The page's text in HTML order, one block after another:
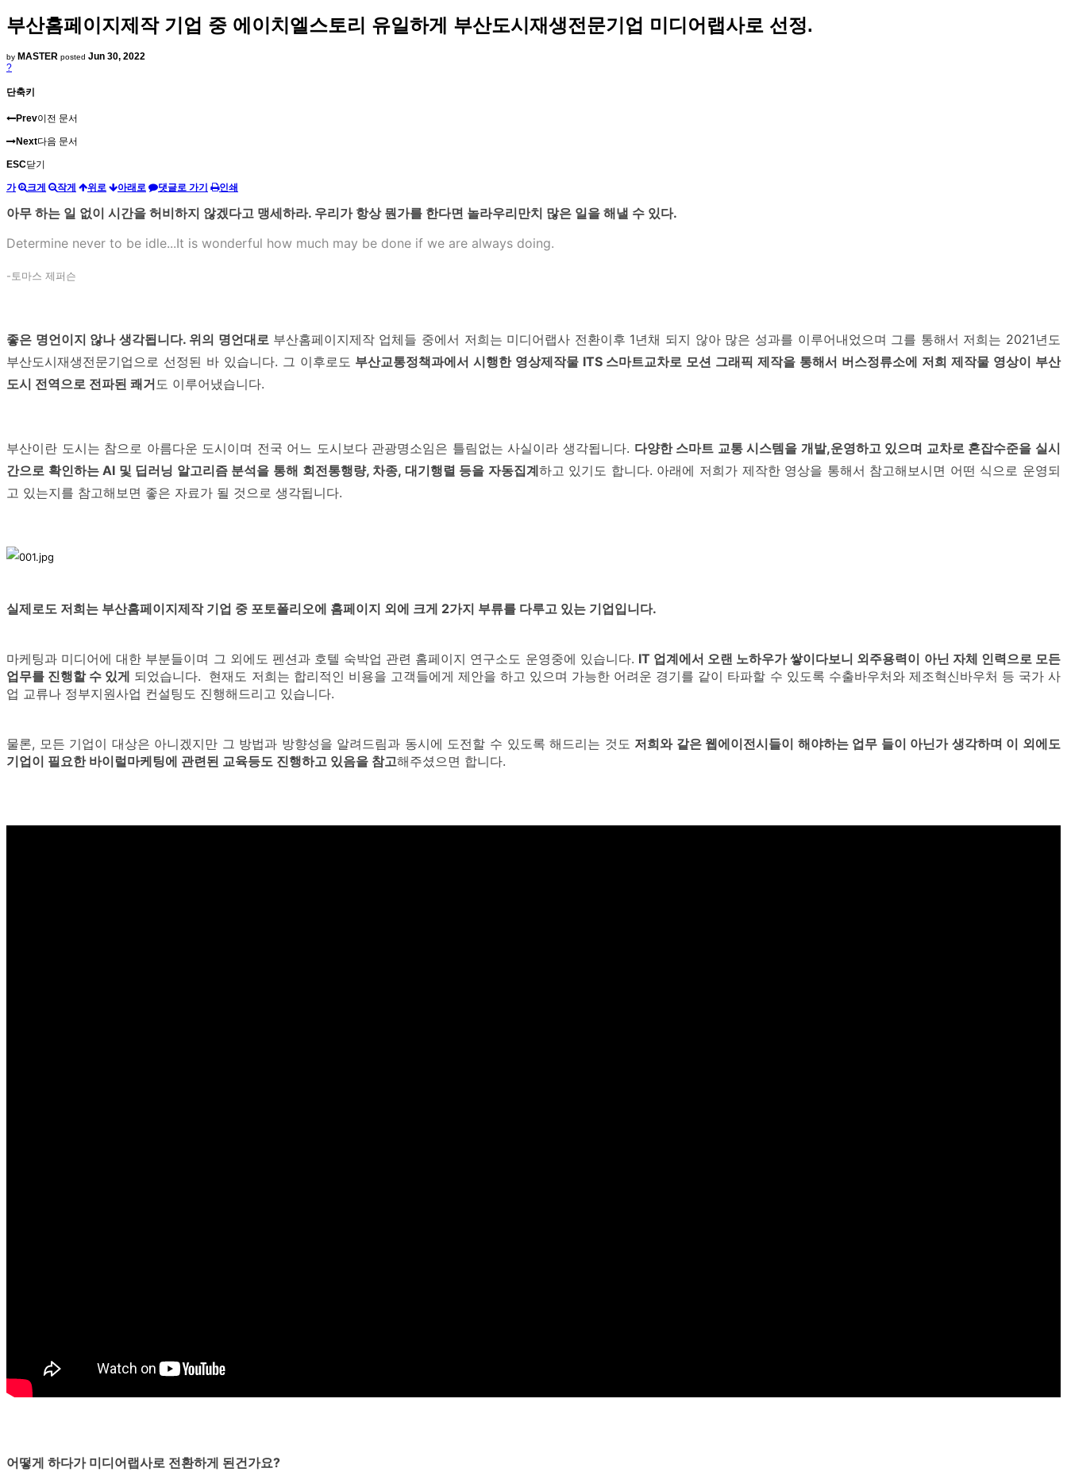
부산홈페이지제작 기업 중 에이치엘스토리 유일하게 부산도시재생전문기업 미디어랩사로 선정.
by MASTER posted Jun 30, 2022
?
단축키
Prev이전 문서
Next다음 문서
ESC닫기
가 크게 작게 위로 아래로 댓글로 가기 인쇄
아무 하는 일 없이 시간을 허비하지 않겠다고 맹세하라. 우리가 항상 뭔가를 한다면 놀라우리만치 많은 일을 해낼 수 있다.
Determine never to be idle...It is wonderful how much may be done if we are always doing.
-토마스 제퍼슨
좋은 명언이지 않나 생각됩니다. 위의 명언대로 부산홈페이지제작 업체들 중에서 저희는 미디어랩사 전환이후 1년채 되지 않아 많은 성과를 이루어내었으며 그를 통해서 저희는 2021년도
부산도시재생전문기업으로 선정된 바 있습니다. 그 이후로도 부산교통정책과에서 시행한 영상제작물 ITS 스마트교차로 모션 그래픽 제작을 통해서 버스정류소에 저희 제작물 영상이 부산
도시 전역으로 전파된 쾌거도 이루어냈습니다.
부산이란 도시는 참으로 아름다운 도시이며 전국 어느 도시보다 관광명소임은 틀림없는 사실이라 생각됩니다. 다양한 스마트 교통 시스템을 개발,운영하고 있으며 교차로 혼잡수준을 실시
간으로 확인하는 AI 및 딥러닝 알고리즘 분석을 통해 회전통행량, 차종, 대기행렬 등을 자동집계하고 있기도 합니다. 아래에 저희가 제작한 영상을 통해서 참고해보시면 어떤 식으로 운영되
고 있는지를 참고해보면 좋은 자료가 될 것으로 생각됩니다.
실제로도 저희는 부산홈페이지제작 기업 중 포토폴리오에 홈페이지 외에 크게 2가지 부류를 다루고 있는 기업입니다.
마케팅과 미디어에 대한 부분들이며 그 외에도 펜션과 호텔 숙박업 관련 홈페이지 연구소도 운영중에 있습니다. IT 업계에서 오랜 노하우가 쌓이다보니 외주용력이 아닌 자체 인력으로 모든
업무를 진행할 수 있게 되었습니다. 현재도 저희는 합리적인 비용을 고객들에게 제안을 하고 있으며 가능한 어려운 경기를 같이 타파할 수 있도록 수출바우처와 제조혁신바우처 등 국가 사
업 교류나 정부지원사업 컨설팅도 진행해드리고 있습니다.
물론, 모든 기업이 대상은 아니겠지만 그 방법과 방향성을 알려드림과 동시에 도전할 수 있도록 해드리는 것도 저희와 같은 웹에이전시들이 해야하는 업무 들이 아닌가 생각하며 이 외에도
기업이 필요한 바이럴마케팅에 관련된 교육등도 진행하고 있음을 참고해주셨으면 합니다.
어떻게 하다가 미디어랩사로 전환하게 된건가요?